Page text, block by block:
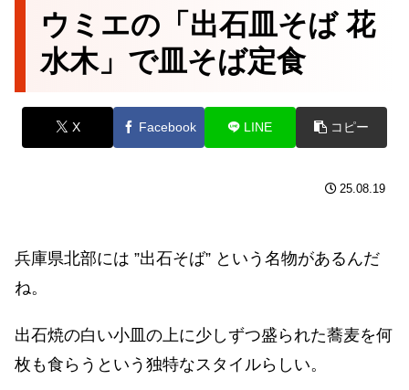
ウミエの「出石皿そば 花
水木」で皿そば定食
X Facebook LINE コピー
25.08.19
兵庫県北部には ”出石そば” という名物があるんだ
ね。
出石焼の白い小皿の上に少しずつ盛られた蕎麦を何
枚も食らうという独特なスタイルらしい。